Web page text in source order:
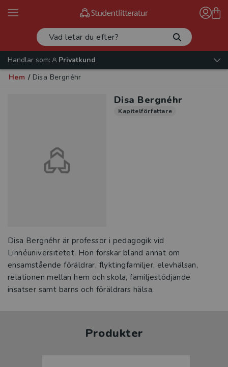
Handlar som:
Privatkund
Hem / Disa Bergnéhr
Disa Bergnéhr
Kapitelförfattare
Disa Bergnéhr är professor i pedagogik vid
Linnéuniversitetet. Hon forskar bland annat om
ensamstående föräldrar, flyktingfamiljer, elevhälsan,
relationen mellan hem och skola, familjestödjande
insatser samt barns och föräldrars hälsa.
Produkter